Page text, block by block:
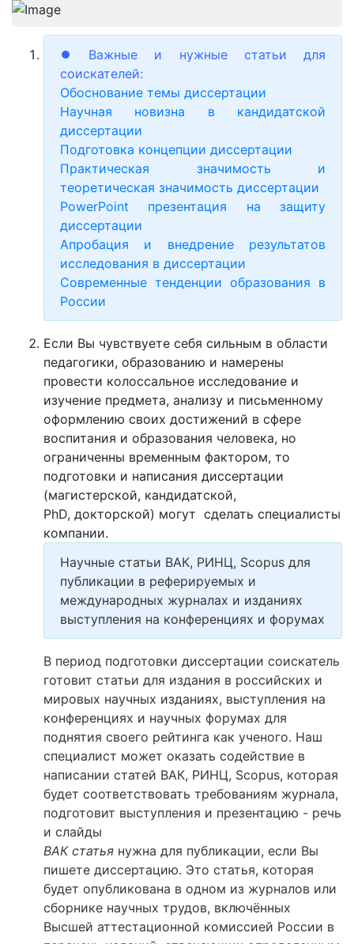
⏺ Важные и нужные статьи для
соискателей:
Обоснование темы диссертации
Научная новизна в кандидатской
диссертации
Подготовка концепции диссертации
Практическая значимость и
теоретическая значимость диссертации
PowerPoint презентация на защиту
диссертации
Апробация и внедрение результатов
исследования в диссертации
Современные тенденции образования в
России
Если Вы чувствуете себя сильным в области
педагогики, образованию и намерены
провести колоссальное исследование и
изучение предмета, анализу и письменному
оформлению своих достижений в сфере
воспитания и образования человека, но
ограниченны временным фактором, то
подготовки и написания диссертации
(магистерской, кандидатской,
PhD, докторской) могут сделать специалисты
компании.
Научные статьи ВАК, РИНЦ, Scopus для
публикации в реферируемых и
международных журналах и изданиях
выступления на конференциях и форумах
В период подготовки диссертации соискатель
готовит статьи для издания в российских и
мировых научных изданиях, выступления на
конференциях и научных форумах для
поднятия своего рейтинга как ученого. Наш
специалист может оказать содействие в
написании статей ВАК, РИНЦ, Scopus, которая
будет соответствовать требованиям журнала,
подготовит выступления и презентацию - речь
и слайды
ВАК статья нужна для публикации, если Вы
пишете диссертацию. Это статья, которая
будет опубликована в одном из журналов или
сборнике научных трудов, включённых
Высшей аттестационной комиссией России в